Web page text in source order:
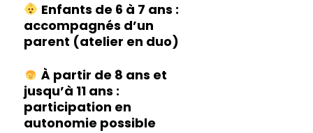
Enfants de 6 à 7 ans :
accompagnés d’un
parent (atelier en duo)
À partir de 8 ans et
jusqu’à 11 ans :
participation en
autonomie possible